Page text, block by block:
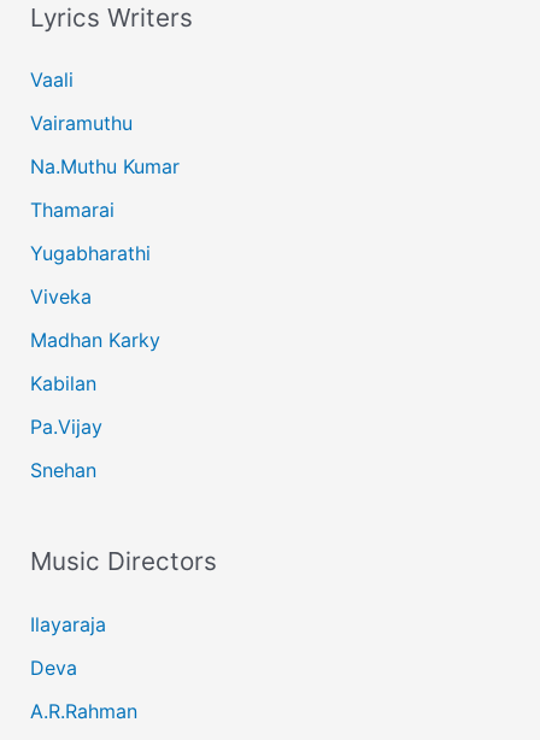
Lyrics Writers
Vaali
Vairamuthu
Na.Muthu Kumar
Thamarai
Yugabharathi
Viveka
Madhan Karky
Kabilan
Pa.Vijay
Snehan
Music Directors
Ilayaraja
Deva
A.R.Rahman